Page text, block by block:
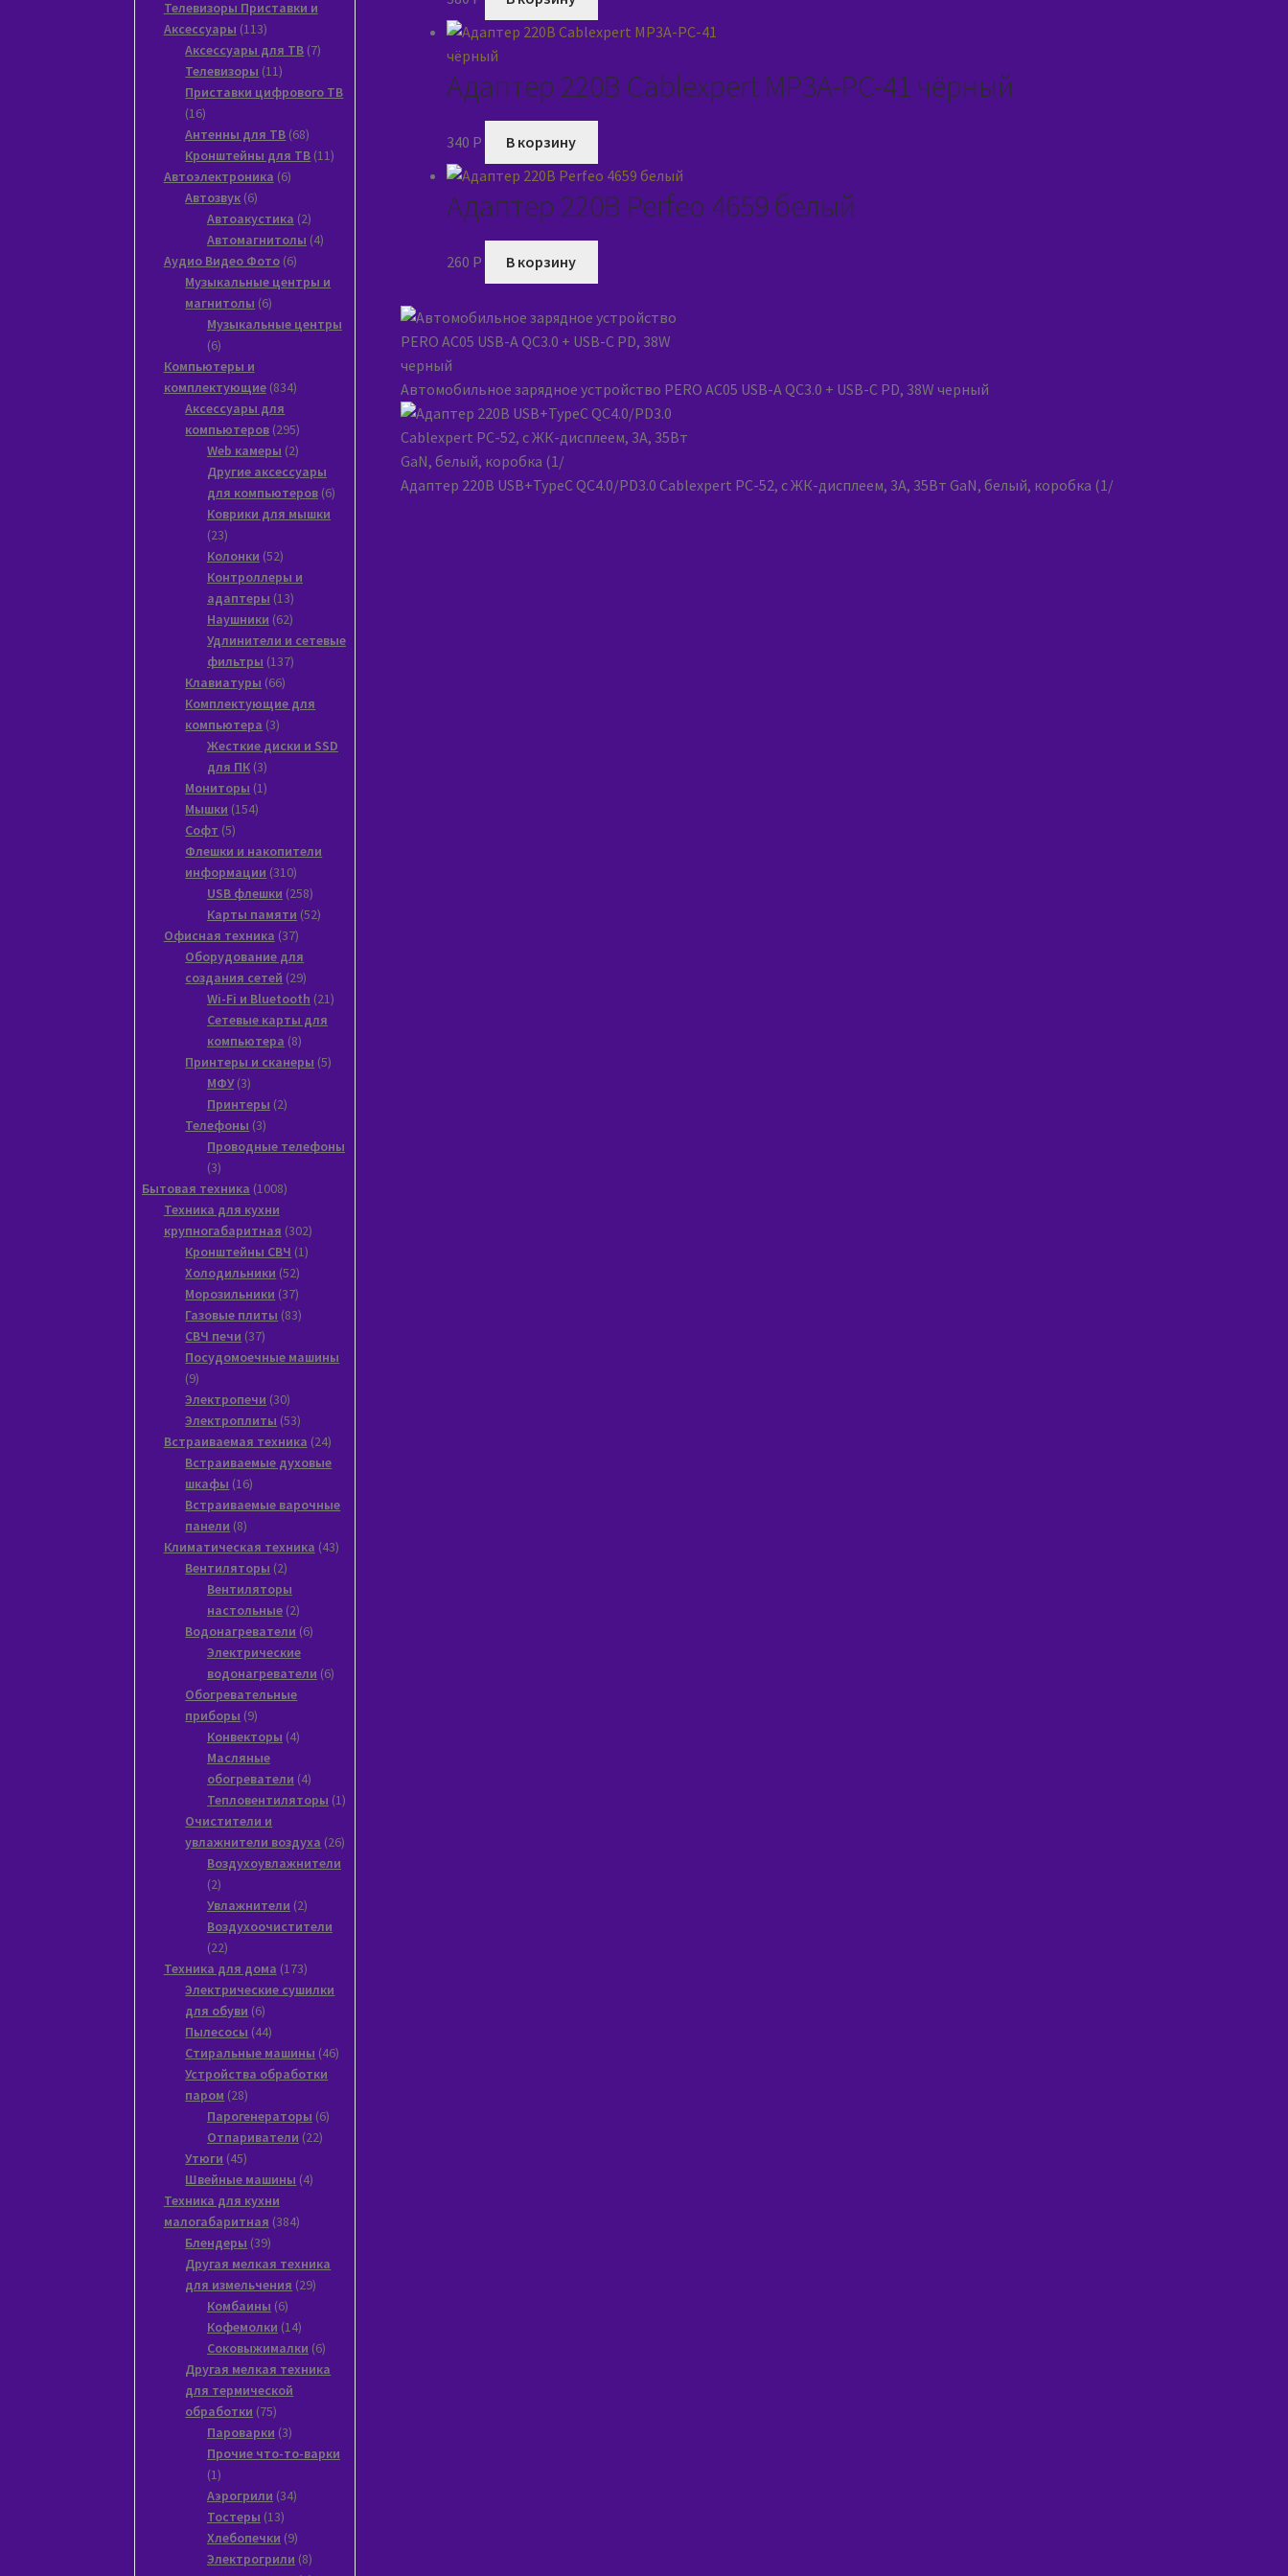
Адаптер 220В Cablexpert MP3A-PC-41 чёрный
340 P В корзину
Адаптер 220В Perfeo 4659 белый
260 P В корзину
Автомобильное зарядное устройство PERO AC05 USB-A QC3.0 + USB-C PD, 38W черный
Адаптер 220В USB+TypeC QC4.0/PD3.0 Cablexpert PC-52, с ЖК-дисплеем, 3A, 35Вт GaN, белый, коробка (1/
товаров
Телевизоры Приставки и
Аксессуары 113113
товаров
Аксессуары для ТВ 77
Телевизоры 1111
товаров
Приставки цифрового ТВ
1616
товаров
Антенны для ТВ 6868
товаров
Кронштейны для ТВ 1111
Автоэлектроника 66
Автозвук 66
товаров
Автоакустика 22
товара
Автомагнитолы 44
Аудио Видео Фото 66
товаров
Музыкальные центры и
магнитолы 66
товаров
Музыкальные центры
66
товаров
Компьютеры и
комплектующие 834834
Аксессуары для
компьютеров 295295
товаров
Web камеры 22
товара
Другие аксессуары
для компьютеров 66
Коврики для мышки
2323
товара
Колонки 5252
товара
Контроллеры и
адаптеры 1313
товаров
Наушники 6262
товара
Удлинители и сетевые
фильтры 137137
Клавиатуры 6666
товаров
Комплектующие для
компьютера 33
товара
Жесткие диски и SSD
для ПК 33
товара
Мониторы 11
Мышки 154154
Софт 55
товаров
Флешки и накопители
информации 310310
товаров
USB флешки 258258
товаров
Карты памяти 5252
Офисная техника 3737
товаров
Оборудование для
создания сетей 2929
товаров
Wi-Fi и Bluetooth 2121
Сетевые карты для
компьютера 88
товаров
Принтеры и сканеры 55
МФУ 33
товара
Принтеры 22
Телефоны 33
товара
Проводные телефоны
33
товара
Бытовая техника 10081008
Техника для кухни
крупногабаритная 302302
товара
Кронштейны СВЧ 11
Холодильники 5252
товара
Морозильники 3737
товаров
Газовые плиты 8383
СВЧ печи 3737
товаров
Посудомоечные машины
99
товаров
Электропечи 3030
товаров
Электроплиты 5353
товара
Встраиваемая техника 2424
товара
Встраиваемые духовые
шкафы 1616
товаров
Встраиваемые варочные
панели 88
товаров
Климатическая техника 4343
Вентиляторы 22
товара
Вентиляторы
настольные 22
товара
Водонагреватели 66
Электрические
водонагреватели 66
Обогревательные
приборы 99
товаров
Конвекторы 44
Масляные
обогреватели 44
товара
Тепловентиляторы 11
Очистители и
увлажнители воздуха 2626
Воздухоувлажнители
22
товара
Увлажнители 22
товара
Воздухоочистители
2222
товара
Техника для дома 173173
товара
Электрические сушилки
для обуви 66
товаров
Пылесосы 4444
товара
Стиральные машины 4646
Устройства обработки
паром 2828
товаров
Парогенераторы 66
Отпариватели 2222
Утюги 4545
товаров
Швейные машины 44
Техника для кухни
малогабаритная 384384
Блендеры 3939
товаров
Другая мелкая техника
для измельчения 2929
Комбаины 66
товаров
Кофемолки 1414
товаров
Соковыжималки 66
товаров
Другая мелкая техника
для термической
обработки 7575
товаров
Пароварки 33
товара
Прочие что-то-варки
11
товар
Аэрогрили 3434
Тостеры 1313
товаров
Хлебопечки 99
товаров
Электрогрили 88